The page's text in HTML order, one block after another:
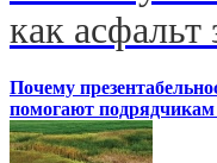
как асфальт
Почему
помогают подрядчикам